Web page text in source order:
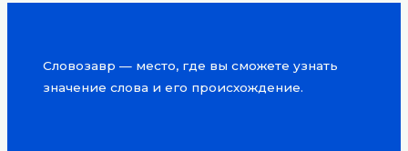
Словозавр — место, где вы сможете узнать
значение слова и его происхождение.